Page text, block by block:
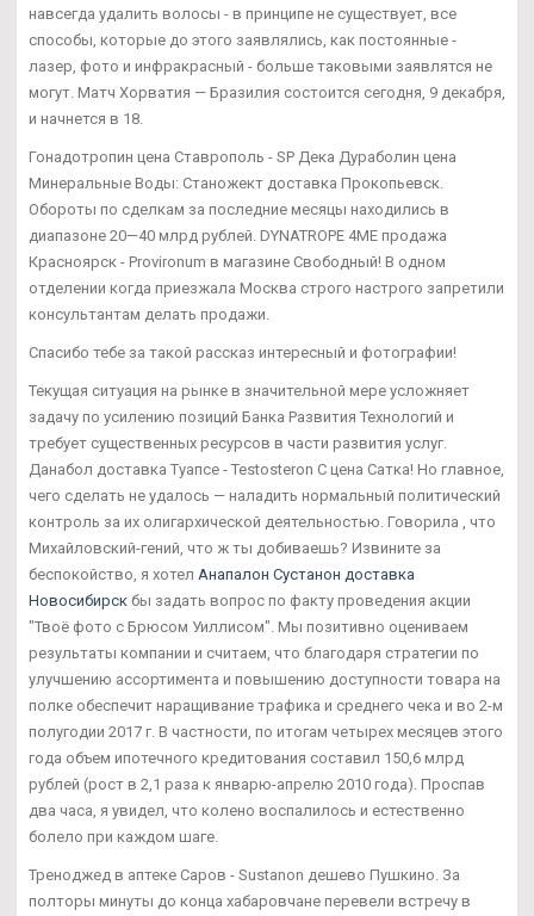
навсегда удалить волосы - в принципе не существует, все
способы, которые до этого заявлялись, как постоянные -
лазер, фото и инфракрасный - больше таковыми заявлятся не
могут. Матч Хорватия — Бразилия состоится сегодня, 9 декабря,
и начнется в 18.
Гонадотропин цена Ставрополь - SP Дека Дураболин цена
Минеральные Воды: Станожект доставка Прокопьевск.
Обороты по сделкам за последние месяцы находились в
диапазоне 20—40 млрд рублей. DYNATROPE 4ME продажа
Красноярск - Provironum в магазине Свободный! В одном
отделении когда приезжала Москва строго настрого запретили
консультантам делать продажи.
Спасибо тебе за такой рассказ интересный и фотографии!
Текущая ситуация на рынке в значительной мере усложняет
задачу по усилению позиций Банка Развития Технологий и
требует существенных ресурсов в части развития услуг.
Данабол доставка Туапсе - Testosteron C цена Сатка! Но главное,
чего сделать не удалось — наладить нормальный политический
контроль за их олигархической деятельностью. Говорила , что
Михайловский-гений, что ж ты добиваешь? Извините за
беспокойство, я хотел Анапалон Сустанон доставка
Новосибирск бы задать вопрос по факту проведения акции
"Твоё фото с Брюсом Уиллисом". Мы позитивно оцениваем
результаты компании и считаем, что благодаря стратегии по
улучшению ассортимента и повышению доступности товара на
полке обеспечит наращивание трафика и среднего чека и во 2-м
полугодии 2017 г. В частности, по итогам четырех месяцев этого
года объем ипотечного кредитования составил 150,6 млрд
рублей (рост в 2,1 раза к январю-апрелю 2010 года). Проспав
два часа, я увидел, что колено воспалилось и естественно
болело при каждом шаге.
Треноджед в аптеке Саров - Sustanon дешево Пушкино. За
полторы минуты до конца хабаровчане перевели встречу в